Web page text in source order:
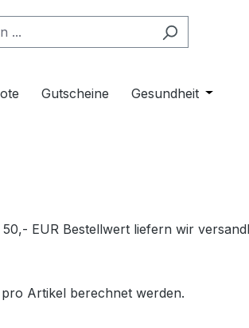
Klangmöbel
der Kategorie Entdecken
das Dropdown der Kategorie
Gutscheine Gesundheit Öffne
EUR Bestellwert liefern wir
Artikel berechnet werden.